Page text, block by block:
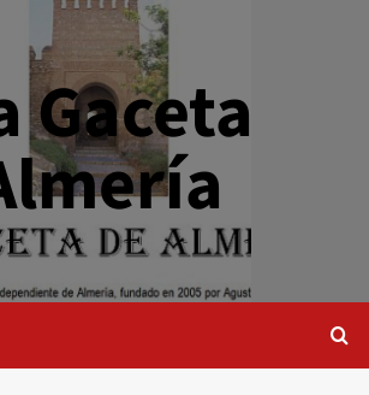
Gaceta